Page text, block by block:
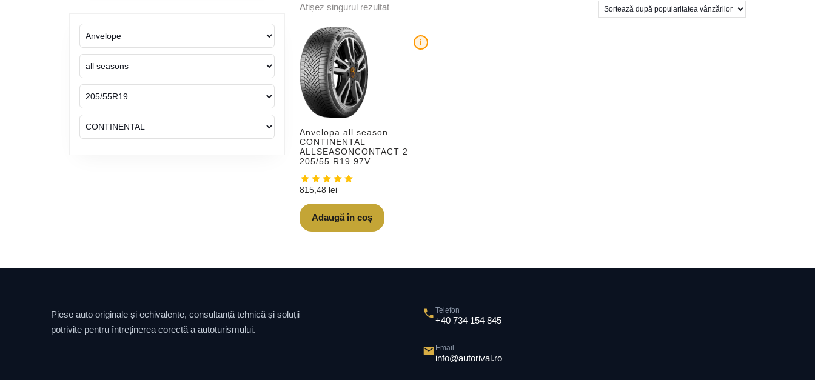
Afișez singurul rezultat
Anvelopa all season
CONTINENTAL
ALLSEASONCONTACT 2
205/55 R19 97V
i
815,48 lei
Adaugă în coș
Piese auto originale și echivalente, consultanță tehnică și soluții
potrivite pentru întreținerea corectă a autoturismului.
Telefon
+40 734 154 845
Email
info@autorival.ro